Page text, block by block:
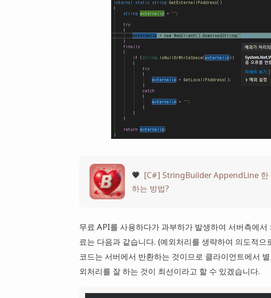
💗 [C#] StringBuilder AppendLine 한
하는 방법?
무료 API를 사용하다가 과부하가 발생하여 서버측에
료는 다음과 같습니다. (예외처리를 생략하여 의도적
코드는 서버에서 반환하는 것이므로 클라이언트에서
외처리를 잘 하는 것이 최선이라고 할 수 있겠습니다.